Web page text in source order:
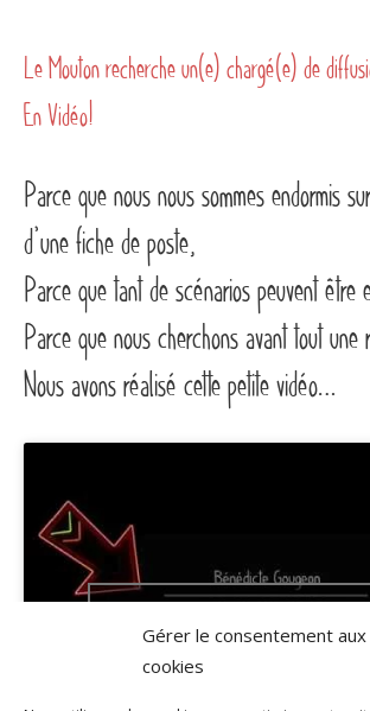
Gérer le consentement aux
cookies
Le Mouton recherche un(e) chargé(e) de
En Vidéo!
Parce que nous nous sommes endormis
d’une fiche de poste,
Parce que tant de scénarios peuvent être
Parce que nous cherchons avant tout une
Nous avons réalisé cette petite vidéo…
marketing et activer ce